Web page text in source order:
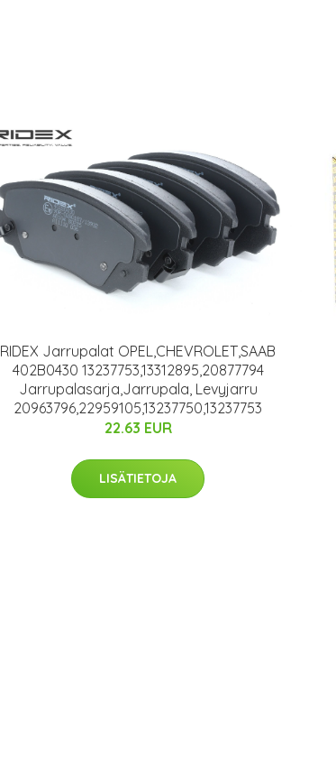
RIDEX Jarrupalat OPEL,CHEVROLET,SAAB
402B0430 13237753,13312895,20877794
Jarrupalasarja,Jarrupala, Levyjarru
20963796,22959105,13237750,13237753
22.63 EUR
LISÄTIETOJA